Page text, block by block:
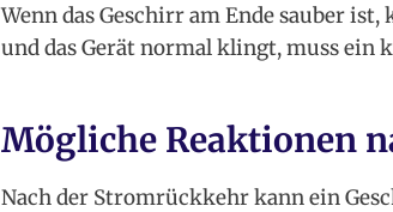
Wenn das Geschirr am Ende sauber
und das Gerät normal klingt, muss
Mögliche Reaktionen
Nach der Stromrückkehr kann ein